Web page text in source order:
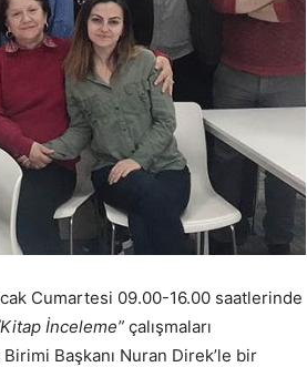
Cumartesi 09.00-16.00 saatlerinde
İnceleme” çalışmaları
Başkanı Nuran Direk’le bir